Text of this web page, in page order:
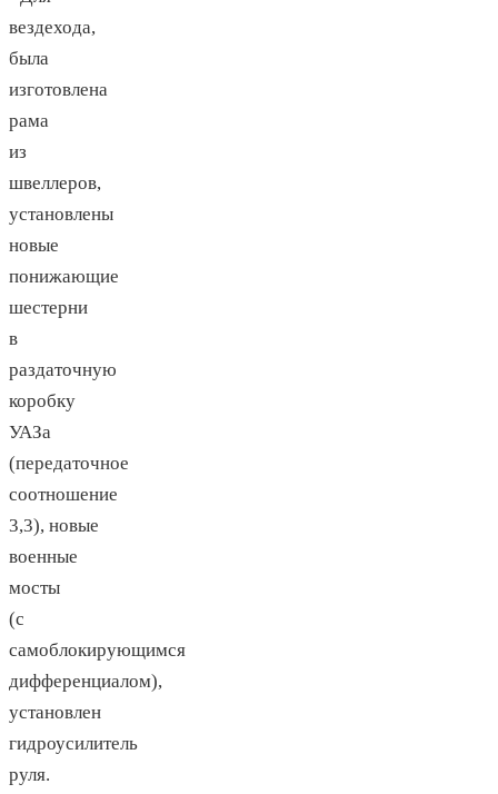
вездехода,
была
изготовлена
рама
из
швеллеров,
установлены
новые
понижающие
шестерни
в
раздаточную
коробку
УАЗа
(передаточное
соотношение
3,3), новые
военные
мосты
(с
самоблокирующимся
дифференциалом),
установлен
гидроусилитель
руля.